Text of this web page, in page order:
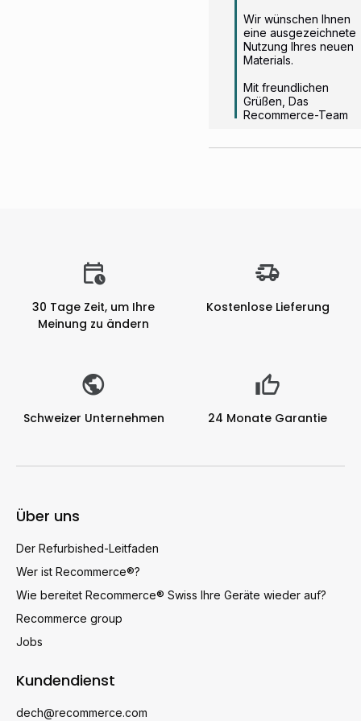
Wir wünschen Ihnen
eine ausgezeichnete
Nutzung Ihres neuen
Materials.
Mit freundlichen
Grüßen, Das
Recommerce-Team
30 Tage Zeit, um Ihre
Meinung zu ändern
Kostenlose Lieferung
Schweizer Unternehmen 24 Monate Garantie
Über uns
Der Refurbished-Leitfaden
Wer ist Recommerce®?
Wie bereitet Recommerce® Swiss Ihre Geräte wieder auf?
Recommerce group
Jobs
Kundendienst
dech@recommerce.com